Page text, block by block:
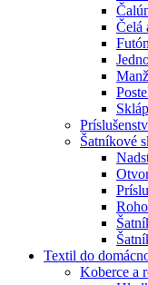
Čelá
Šatníkové
Textil do
Koberce a